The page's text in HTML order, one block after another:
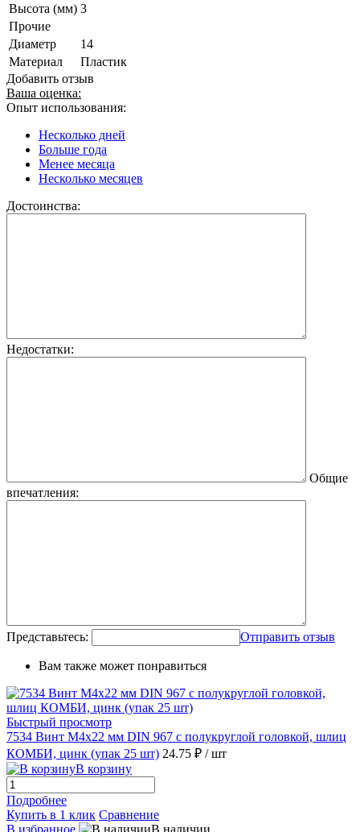
Высота (мм) 3
Прочие
Диаметр
14
Материал
Пластик
Добавить отзыв
Ваша оценка:
Опыт использования:
Несколько дней
Больше года
Менее месяца
Несколько месяцев
Достоинства:
Недостатки:
Общие
впечатления:
Представьтесь: Отправить отзыв
Вам также может понравиться
Быстрый просмотр
7534 Винт М4х22 мм DIN 967 с полукруглой головкой, шлиц
КОМБИ, цинк (упак 25 шт) 24.75 ₽ / шт
В корзину
Подробнее
Купить в 1 клик Сравнение
В избранное
В наличии